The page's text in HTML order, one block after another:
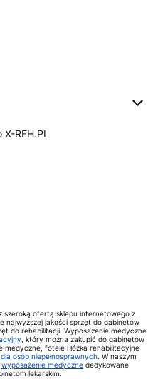
REH.PL
szeroką ofertą sklepu internetowego z
najwyższej jakości sprzęt do gabinetów
do rehabilitacji. Wyposażenie medyczne
, który można zakupić do gabinetów
medyczne, fotele i łóżka rehabilitacyjne
osób niepełnosprawnych. W naszym
wyposażenie medyczne dedykowane
lekarskim.